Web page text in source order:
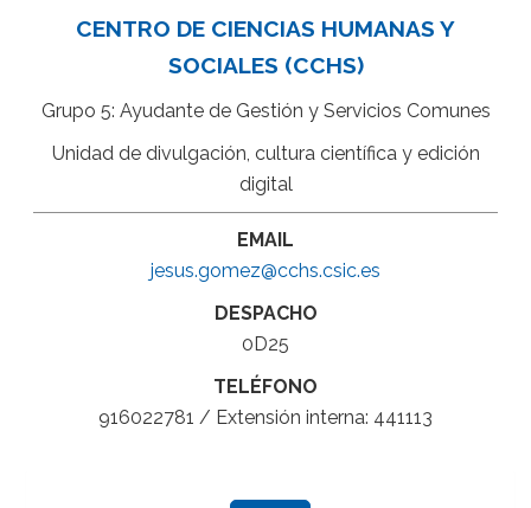
CENTRO DE CIENCIAS HUMANAS Y
SOCIALES (CCHS)
Grupo 5: Ayudante de Gestión y Servicios Comunes
Unidad de divulgación, cultura científica y edición
digital
EMAIL
jesus.gomez@cchs.csic.es
DESPACHO
0D25
TELÉFONO
916022781 / Extensión interna: 441113